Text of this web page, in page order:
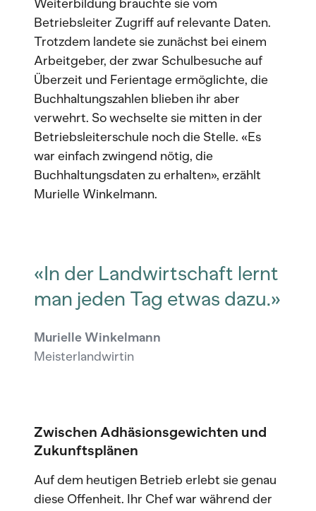
Weiterbildung brauchte sie vom
Betriebsleiter Zugriff auf relevante Daten.
Trotzdem landete sie zunächst bei einem
Arbeitgeber, der zwar Schulbesuche auf
Überzeit und Ferientage ermöglichte, die
Buchhaltungszahlen blieben ihr aber
verwehrt. So wechselte sie mitten in der
Betriebsleiterschule noch die Stelle. «Es
war einfach zwingend nötig, die
Buchhaltungsdaten zu erhalten», erzählt
Murielle Winkelmann.
«In der Landwirtschaft lernt
man jeden Tag etwas dazu.»
Murielle Winkelmann
Meisterlandwirtin
Zwischen Adhäsionsgewichten und
Zukunftsplänen
Auf dem heutigen Betrieb erlebt sie genau
diese Offenheit. Ihr Chef war während der